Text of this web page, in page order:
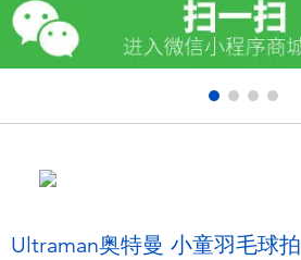
户外及运动产品
毛绒公仔玩具
Ultraman奥特曼 小童羽毛球拍